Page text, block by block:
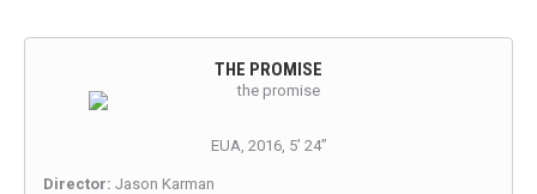
THE PROMISE
EUA, 2016, 5’ 24’’
Director: Jason Karman